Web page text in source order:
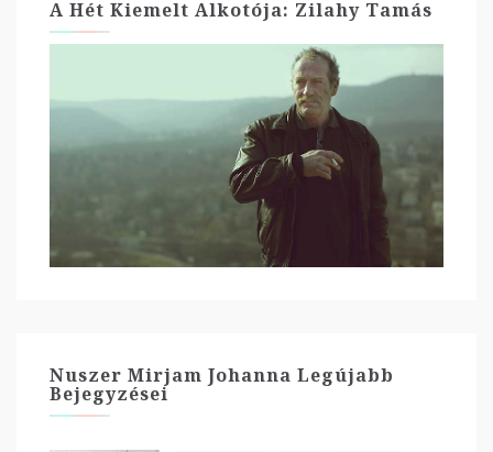
A Hét Kiemelt Alkotója: Zilahy Tamás
Nuszer Mirjam Johanna Legújabb
Bejegyzései